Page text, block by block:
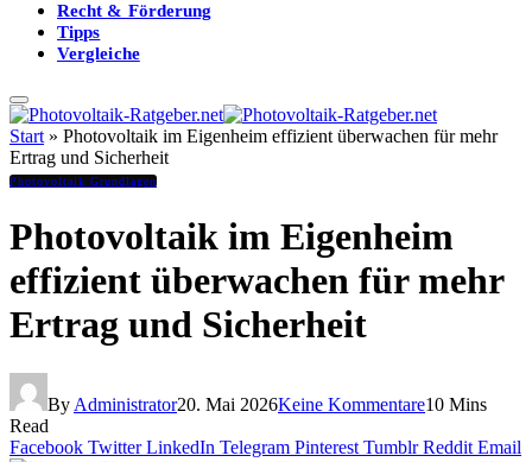
Recht & Förderung
Tipps
Vergleiche
Start » Photovoltaik im Eigenheim effizient überwachen für mehr
Ertrag und Sicherheit
Photovoltaik Grundlagen
Photovoltaik im Eigenheim
effizient überwachen für mehr
Ertrag und Sicherheit
By Administrator20. Mai 2026Keine Kommentare10 Mins
Read
Facebook Twitter LinkedIn Telegram Pinterest Tumblr Reddit Email